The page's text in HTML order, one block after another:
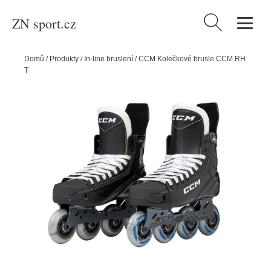
ZN sport.cz Vyhledávání
Domů / Produkty / In-line bruslení /CCM Kolečkové brusle CCM RH
Tacks AS 550 JR, Junior, 1.0